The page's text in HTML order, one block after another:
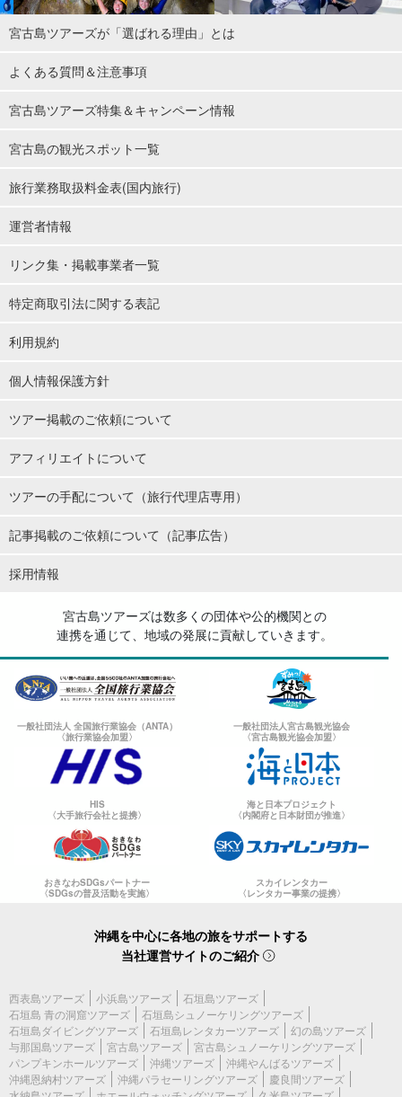
宮古島ツアーズが「選ばれる理由」とは
よくある質問＆注意事項
宮古島ツアーズ特集＆キャンペーン情報
宮古島の観光スポット一覧
旅行業務取扱料金表(国内旅行)
運営者情報
リンク集・掲載事業者一覧
特定商取引法に関する表記
利用規約
個人情報保護方針
ツアー掲載のご依頼について
アフィリエイトについて
ツアーの手配について（旅行代理店専用）
記事掲載のご依頼について（記事広告）
採用情報
宮古島ツアーズは数多くの団体や公的機関との
連携を通じて、地域の発展に貢献していきます。
一般社団法人 全国旅行業協会（ANTA）
〈旅行業協会加盟〉
一般社団法人宮古島観光協会
〈宮古島観光協会加盟〉
HIS
〈大手旅行会社と提携〉
海と日本プロジェクト
〈内閣府と日本財団が推進〉
おきなわSDGsパートナー
〈SDGsの普及活動を実施〉
スカイレンタカー
〈レンタカー事業の提携〉
沖縄を中心に各地の旅をサポートする
当社運営サイトのご紹介
西表島ツアーズ 小浜島ツアーズ
石垣島ツアーズ
石垣島 青の洞窟ツアーズ
石垣島シュノーケリングツアーズ
石垣島ダイビングツアーズ
石垣島レンタカーツアーズ
幻の島ツアーズ
与那国島ツアーズ
宮古島ツアーズ
宮古島シュノーケリングツアーズ
パンプキンホールツアーズ
沖縄ツアーズ
沖縄やんばるツアーズ
沖縄恩納村ツアーズ
沖縄パラセーリングツアーズ
慶良間ツアーズ